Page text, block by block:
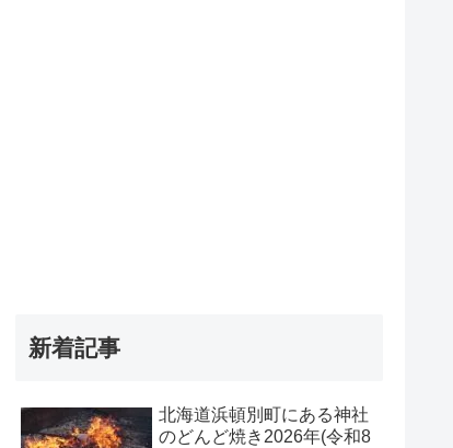
新着記事
北海道浜頓別町にある神社
のどんど焼き2026年(令和8